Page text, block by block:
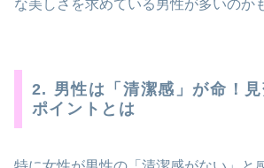
な美しさを求めている男性が多いのか
2. 男性は「清潔感」が命！
ポイントとは